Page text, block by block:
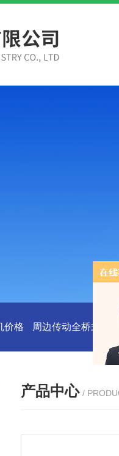
价格 周边传动全桥式刮
产品中心 /